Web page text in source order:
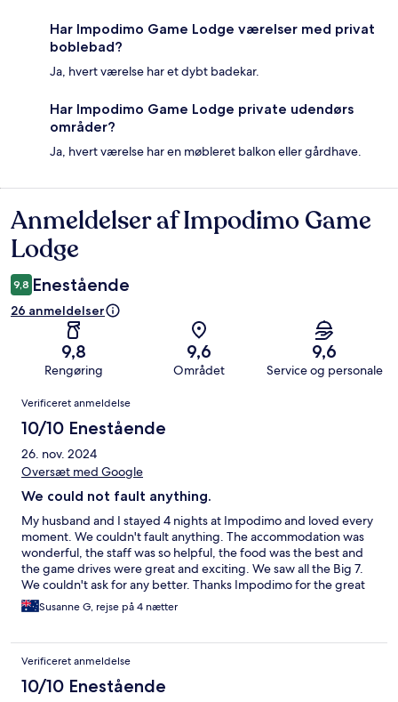
Har Impodimo Game Lodge værelser med privat
boblebad?
Ja, hvert værelse har et dybt badekar.
Har Impodimo Game Lodge private udendørs
områder?
Ja, hvert værelse har en møbleret balkon eller gårdhave.
Anmeldelser
Anmeldelser af Impodimo Game
Lodge
9,8 Enestående
26 anmeldelser
9,8
Rengøring
9,6
Området
9,6
Service og personale
Anmeldelser
Verificeret anmeldelse
10/10 Enestående
26. nov. 2024
Oversæt med Google
We could not fault anything.
My husband and I stayed 4 nights at Impodimo and loved every
moment. We couldn't fault anything. The accommodation was
wonderful, the staff was so helpful, the food was the best and
the game drives were great and exciting. We saw all the Big 7.
We couldn't ask for any better. Thanks Impodimo for the great
experience.
Susanne G, rejse på 4 nætter
Verificeret anmeldelse
10/10 Enestående